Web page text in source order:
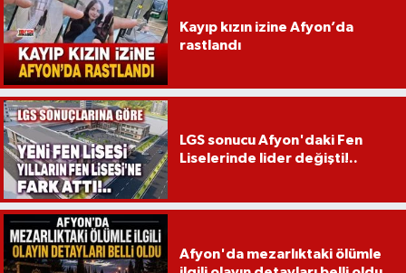
Kayıp kızın izine Afyon’da
rastlandı
LGS sonucu Afyon'daki Fen
Liselerinde lider değişti!..
Afyon'da mezarlıktaki ölümle